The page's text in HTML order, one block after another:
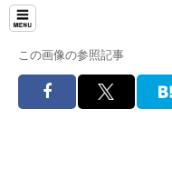
この画像の参照記事